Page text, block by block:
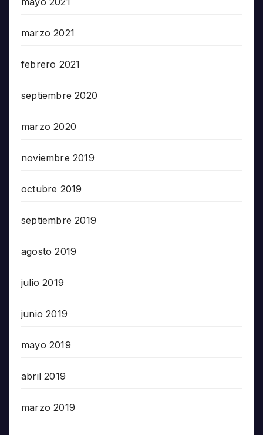
marzo 2021
febrero 2021
septiembre 2020
marzo 2020
noviembre 2019
octubre 2019
septiembre 2019
agosto 2019
julio 2019
junio 2019
mayo 2019
abril 2019
marzo 2019